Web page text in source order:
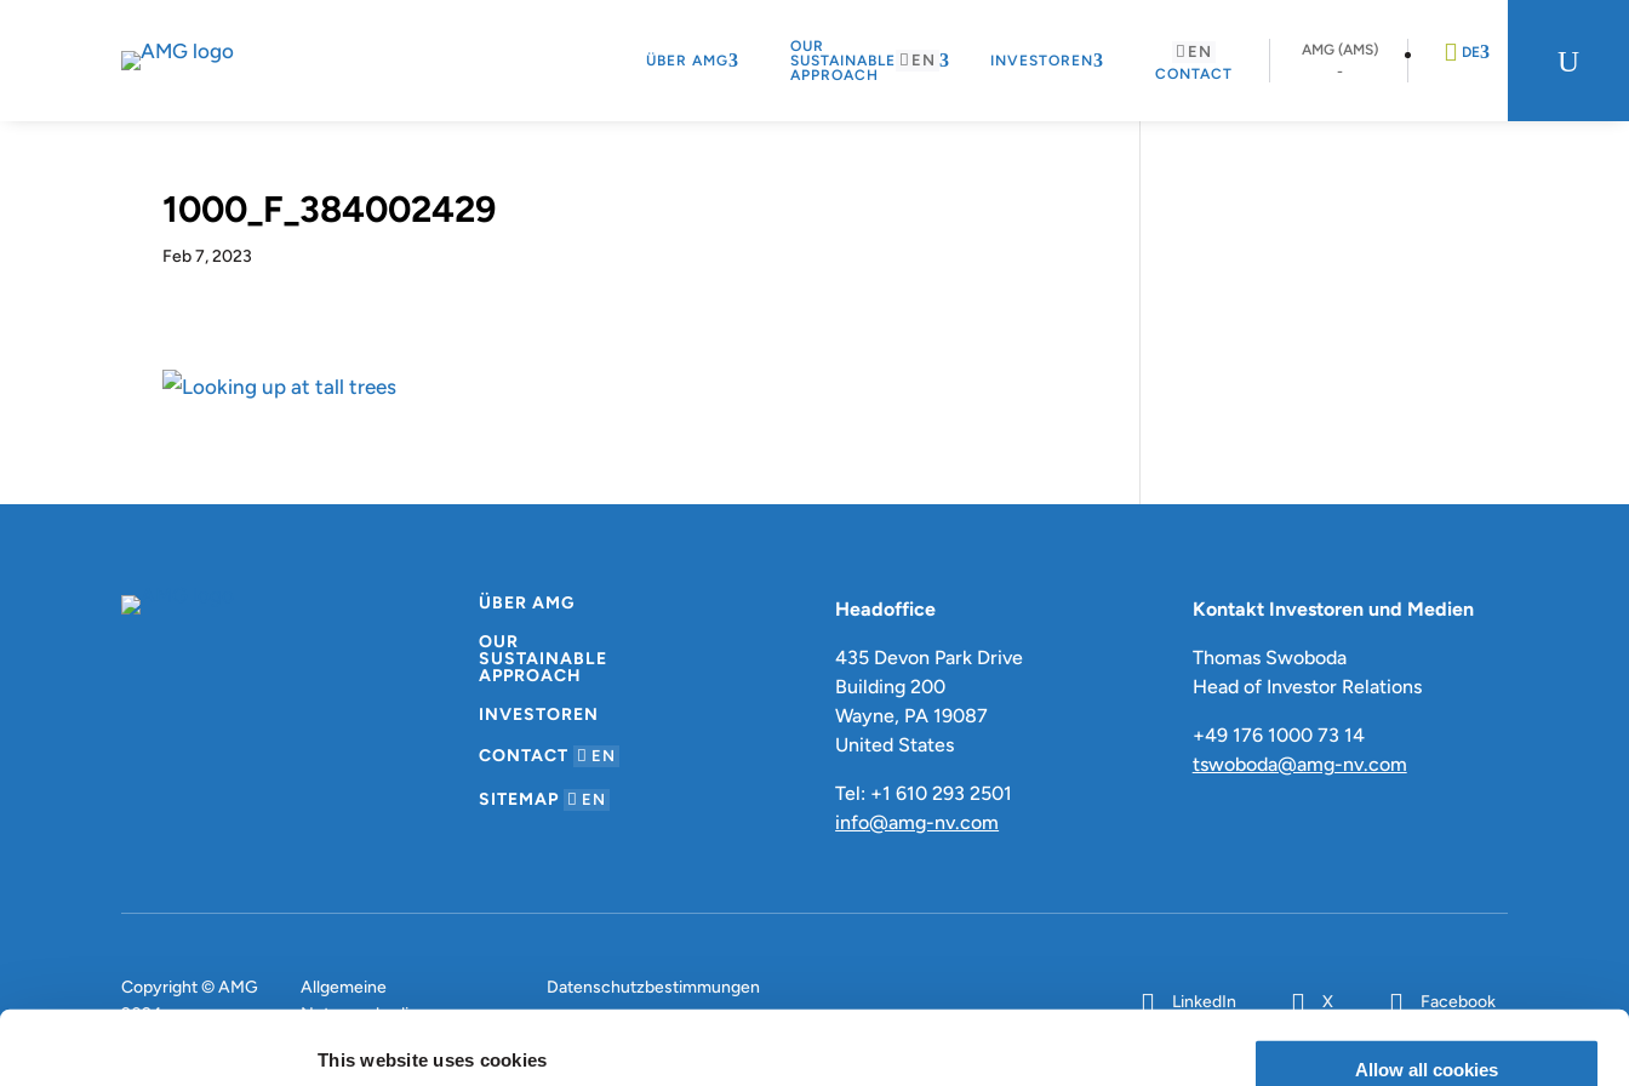
This website uses cookies Allow all cookies
ÜBER AMG
OUR
SUSTAINABLE
APPROACH
EN INVESTOREN
CONTACT
EN
AMG (AMS)
-
DE U
1000_F_384002429
Feb 7, 2023
ÜBER AMG
OUR
SUSTAINABLE
APPROACH
INVESTOREN
CONTACT
EN
SITEMAP EN
Headoffice
435 Devon Park Drive
Building 200
Wayne, PA 19087
United States
Tel: +1 610 293 2501
info@amg-nv.com
Kontakt Investoren und Medien
Thomas Swoboda
Head of Investor Relations
+49 176 1000 73 14
tswoboda@amg-nv.com
Copyright © AMG
2024
Allgemeine
Nutzungsbedingungen
Datenschutzbestimmungen
LinkedIn X Facebook